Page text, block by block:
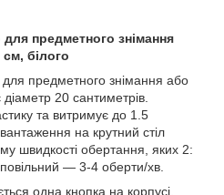
предметного знімання
білого
предметного знімання або
20 сантиметрів.
та витримує до 1.5
на крутний стіл
швидкості обертання, яких 2:
— 3-4 оберти/хв.
одна кнопка на корпусі.